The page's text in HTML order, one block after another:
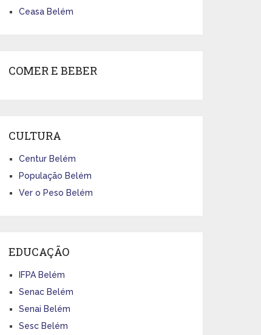
Ceasa Belém
COMER E BEBER
CULTURA
Centur Belém
População Belém
Ver o Peso Belém
EDUCAÇÃO
IFPA Belém
Senac Belém
Senai Belém
Sesc Belém